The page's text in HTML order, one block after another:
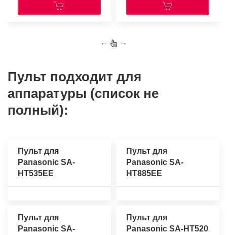
← →
Пульт подходит для
аппаратуры (список не
полный):
Пульт для
Panasonic SA-
HT535EE
Пульт для
Panasonic SA-
HT885EE
Пульт для
Panasonic SA-
Пульт для
Panasonic SA-HT520